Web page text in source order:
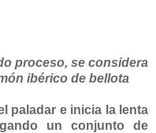
proceso, se considera
ibérico de bellota
paladar e inicia la lenta
un conjunto de